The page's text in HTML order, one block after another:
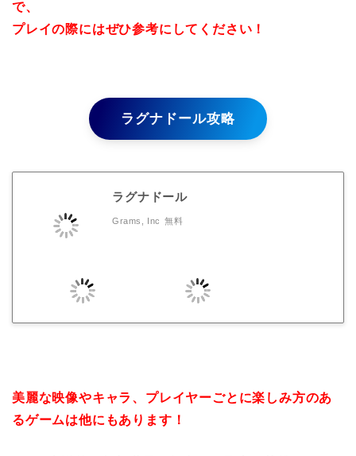
で、
プレイの際にはぜひ参考にしてください！
ラグナドール攻略
ラグナドール
Grams, Inc 無料
美麗な映像やキャラ、プレイヤーごとに楽しみ方のあ
るゲームは他にもあります！